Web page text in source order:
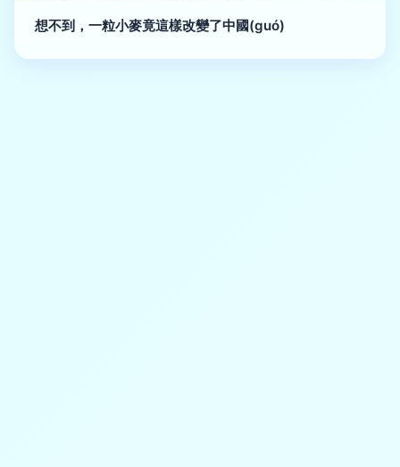
想不到，一粒小麥竟這樣改變了中國(guó)